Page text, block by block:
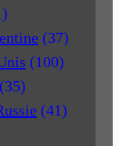
(37)
(100)
(35)
(41)